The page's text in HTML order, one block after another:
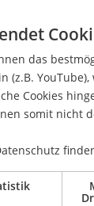
Sie
das
(z.B.
Cookies
somit nicht